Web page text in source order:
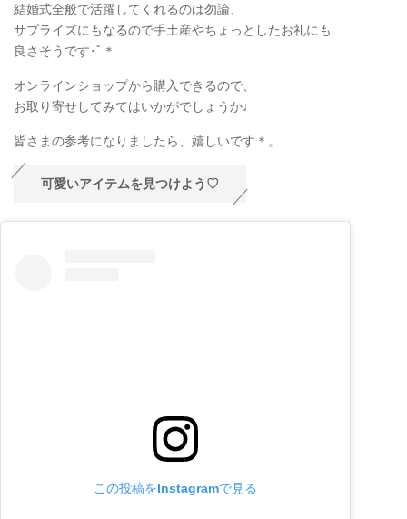
結婚式全般で活躍してくれるのは勿論、
サプライズにもなるので手土産やちょっとしたお礼にも
良さそうです･ﾟ＊
オンラインショップから購入できるので、
お取り寄せしてみてはいかがでしょうか♩
皆さまの参考になりましたら、嬉しいです＊。
可愛いアイテムを見つけよう♡
この投稿をInstagramで見る